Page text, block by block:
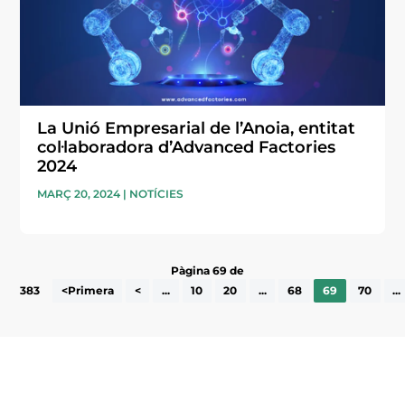
La Unió Empresarial de l’Anoia, entitat
col·laboradora d’Advanced Factories
2024
MARÇ 20, 2024 | NOTÍCIES
Pàgina 69 de
383
<Primera < ... 10 20 ... 68 69 70 ...